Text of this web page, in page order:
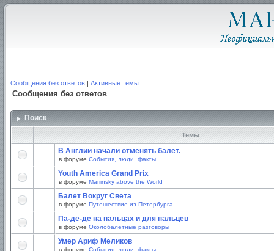
Сообщения без ответов | Активные темы
Сообщения без ответов
Поиск
Темы
В Англии начали отменять балет.
в форуме События, люди, факты...
Youth America Grand Prix
в форуме Mariinsky above the World
Балет Вокруг Света
в форуме Путешествие из Петербурга
Па-де-де на пальцах и для пальцев
в форуме Околобалетные разговоры
Умер Ариф Меликов
в форуме События, люди, факты...